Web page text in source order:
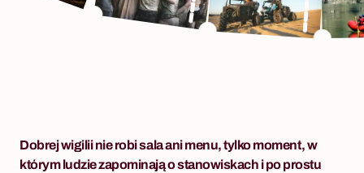
Dobrej wigilii nie robi sala ani menu, tylko moment, w
którym ludzie zapominają o stanowiskach i po prostu